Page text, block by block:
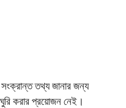
সংক্রান্ত তথ্য জানার জন্য
করার প্রয়োজন নেই।